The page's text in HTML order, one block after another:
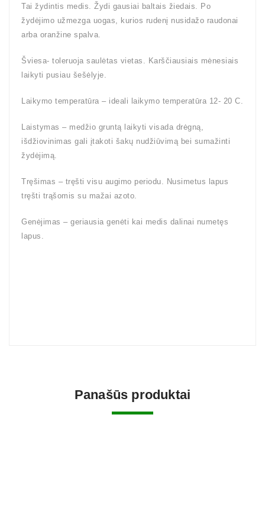
Tai žydintis medis. Žydi gausiai baltais žiedais. Po
žydėjimo užmezga uogas, kurios rudenį nusidažo raudonai
arba oranžine spalva.
Šviesa- toleruoja saulėtas vietas. Karščiausiais mėnesiais
laikyti pusiau šešėlyje.
Laikymo temperatūra – ideali laikymo temperatūra 12- 20 C.
Laistymas – medžio gruntą laikyti visada drėgną,
išdžiovinimas gali įtakoti šakų nudžiūvimą bei sumažinti
žydėjimą.
Tręšimas – tręšti visu augimo periodu. Nusimetus lapus
tręšti trąšomis su mažai azoto.
Genėjimas – geriausia genėti kai medis dalinai numetęs
lapus.
Panašūs produktai